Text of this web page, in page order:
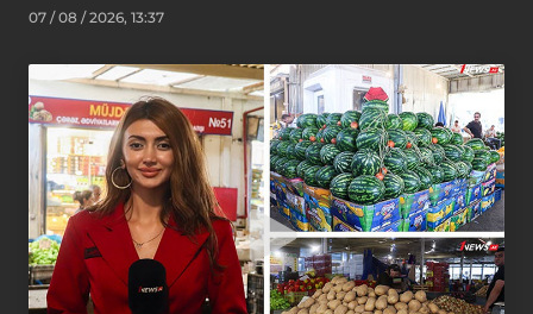
07 / 08 / 2026, 13:37